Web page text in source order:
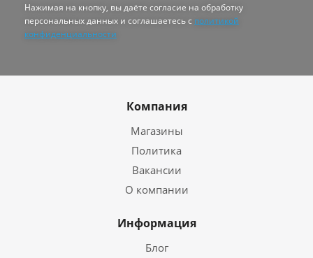
Нажимая на кнопку, вы даёте согласие на обработку
персональных данных и соглашаетесь с политикой
конфиденциальности
Компания
Магазины
Политика
Вакансии
О компании
Информация
Блог